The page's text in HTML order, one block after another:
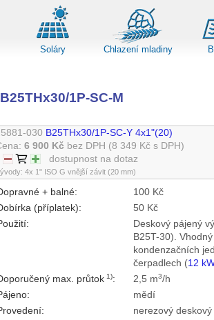
Soláry Chlazení mladiny
1P-SC-M
030 B25THx30/1P-SC-Y 4x1"(20)
6 900 Kčbez DPH (8 349 Kč s DPH)
dostupnost na dotaz
4x 1" ISO G vnější závit (20 mm)
+ balné:
100 Kč
(příplatek):
50 Kč
Deskový pájený
B25T-30).
kondenzačních
čerpadlech (12
max. průtok 1): 2,5 m3/h
mědí
nerezový